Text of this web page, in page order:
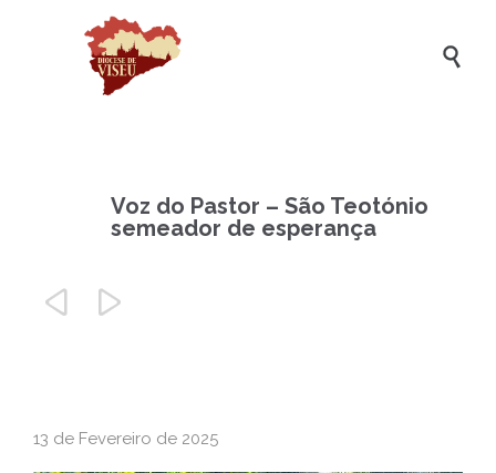

Voz do Pastor – São Teotónio
semeador de esperança
 
13 de Fevereiro de 2025